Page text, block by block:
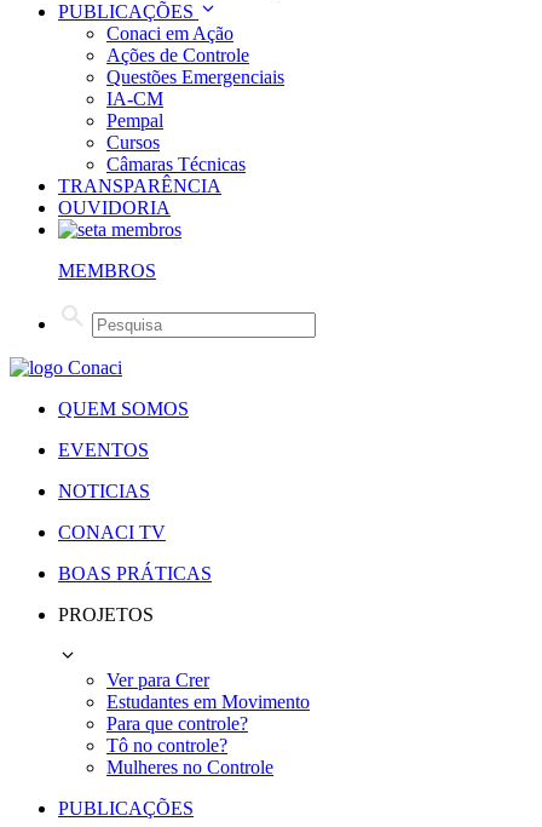
PUBLICAÇÕES
Conaci em Ação
Ações de Controle
Questões Emergenciais
IA-CM
Pempal
Cursos
Câmaras Técnicas
TRANSPARÊNCIA
OUVIDORIA
MEMBROS
QUEM SOMOS
EVENTOS
NOTICIAS
CONACI TV
BOAS PRÁTICAS
PROJETOS
Ver para Crer
Estudantes em Movimento
Para que controle?
Tô no controle?
Mulheres no Controle
PUBLICAÇÕES